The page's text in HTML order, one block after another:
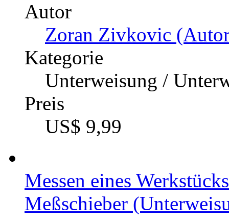
Autor
Zoran Zivkovic
Kategorie
Unterweisung /
Preis
US$ 9,99
Messen eines
Meßschieber